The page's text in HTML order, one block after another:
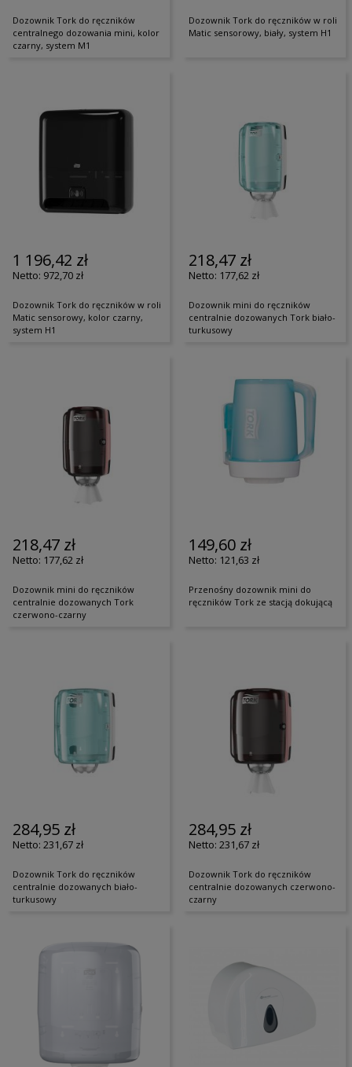
Dozownik Tork do ręczników
centralnego dozowania mini, kolor
czarny, system M1
Dozownik Tork do ręczników w roli
Matic sensorowy, biały, system H1
1 196,42 zł
972,70 zł
Dozownik Tork do ręczników w roli
Matic sensorowy, kolor czarny,
system H1
218,47 zł
177,62 zł
Dozownik mini do ręczników
centralnie dozowanych Tork biało-
turkusowy
218,47 zł
177,62 zł
Dozownik mini do ręczników
centralnie dozowanych Tork
czerwono-czarny
149,60 zł
121,63 zł
Przenośny dozownik mini do
ręczników Tork ze stacją dokującą
284,95 zł
231,67 zł
Dozownik Tork do ręczników
centralnie dozowanych biało-
turkusowy
284,95 zł
231,67 zł
Dozownik Tork do ręczników
centralnie dozowanych czerwono-
czarny